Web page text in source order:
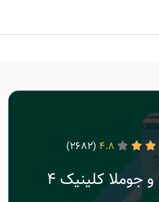
4.8
(2682)
کلینیک ۴